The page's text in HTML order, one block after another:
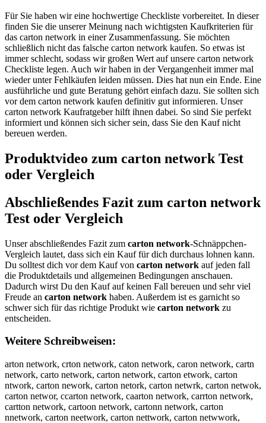
Für Sie haben wir eine hochwertige Checkliste vorbereitet. In dieser
finden Sie die unserer Meinung nach wichtigsten Kaufkriterien für
das carton network in einer Zusammenfassung. Sie möchten
schließlich nicht das falsche carton network kaufen. So etwas ist
immer schlecht, sodass wir großen Wert auf unsere carton network
Checkliste legen. Auch wir haben in der Vergangenheit immer mal
wieder unter Fehlkäufen leiden müssen. Dies hat nun ein Ende. Eine
ausführliche und gute Beratung gehört einfach dazu. Sie sollten sich
vor dem carton network kaufen definitiv gut informieren. Unser
carton network Kaufratgeber hilft ihnen dabei. So sind Sie perfekt
informiert und können sich sicher sein, dass Sie den Kauf nicht
bereuen werden.
Produktvideo zum carton network Test
oder Vergleich
Abschließendes Fazit zum carton network
Test oder Vergleich
Unser abschließendes Fazit zum carton network-Schnäppchen-
Vergleich lautet, dass sich ein Kauf für dich durchaus lohnen kann.
Du solltest dich vor dem Kauf von carton network auf jeden fall
die Produktdetails und allgemeinen Bedingungen anschauen.
Dadurch wirst Du den Kauf auf keinen Fall bereuen und sehr viel
Freude an carton network haben. Außerdem ist es garnicht so
schwer sich für das richtige Produkt wie carton network zu
entscheiden.
Weitere Schreibweisen:
arton network, crton network, caton network, caron network, cartn
network, carto network, carton network, carton etwork, carton
ntwork, carton nework, carton netork, carton netwrk, carton netwok,
carton networ, ccarton network, caarton network, carrton network,
cartton network, cartoon network, cartonn network, carton
nnetwork, carton neetwork, carton nettwork, carton netwwork,